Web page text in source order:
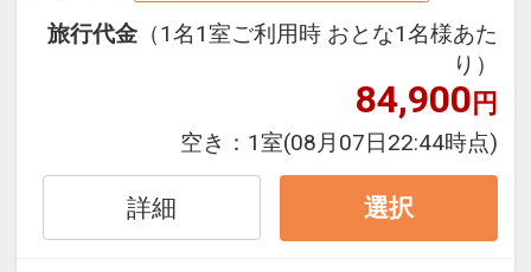
【21階グランヴィアラウンジ】
◆ティータイム 10：00-12：00
◆アフタヌーン 14：00-17：00
◆カクテルアワー 17：00-20：00
◆リフレッシュメント 20：00-21：00
旅行代金 （1名1室ご利用時 おとな1名様あた
り）
84,900円
空き： 1室(08月07日22:44時点)
詳細 選択